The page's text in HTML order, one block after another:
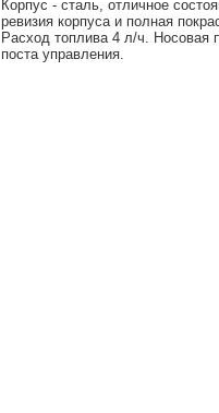
Корпус - сталь, отличное
ревизия корпуса и полная
Расход топлива 4 л/ч. Носовая
поста управления.